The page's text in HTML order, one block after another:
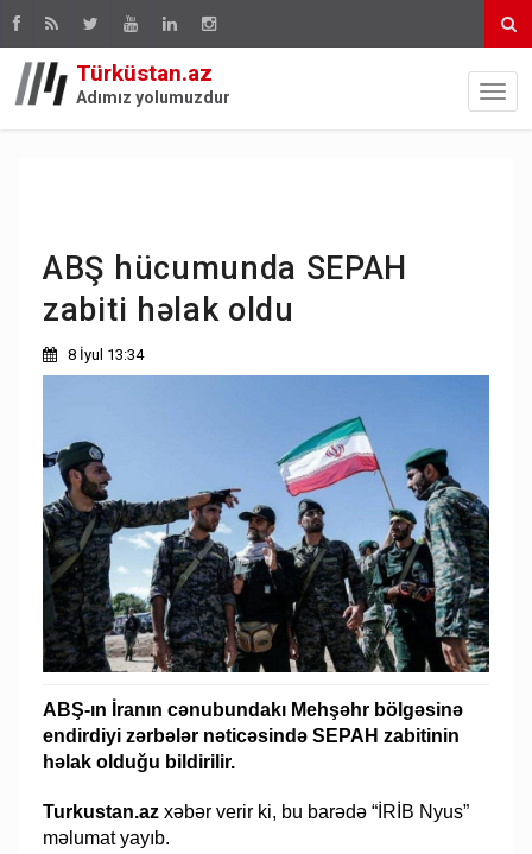
Türküstan.az
Adımız yolumuzdur
ABŞ hücumunda SEPAH
zabiti həlak oldu
8 İyul 13:34
ABŞ-ın İranın cənubundakı Mehşəhr bölgəsinə
endirdiyi zərbələr nəticəsində SEPAH zabitinin
həlak olduğu bildirilir.
Turkustan.az xəbər verir ki, bu barədə “İRİB Nyus”
məlumat yayıb.